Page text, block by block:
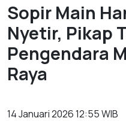
Sopir Main
Nyetir, Pikap
Pengendara
Raya
14 Januari 2026 12:55 WIB